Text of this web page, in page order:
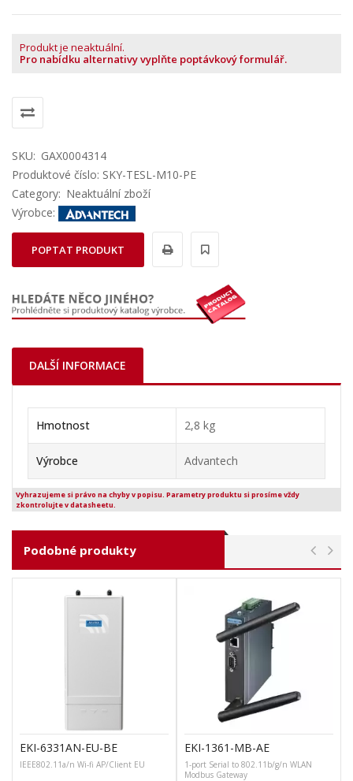
Produkt je neaktuální.
Pro nabídku alternativy vyplňte poptávkový formulář.
SKU: GAX0004314
Produktové číslo: SKY-TESL-M10-PE
Category: Neaktuální zboží
Výrobce:
POPTAT PRODUKT
DALŠÍ INFORMACE
Hmotnost 2,8 kg
Výrobce Advantech
Vyhrazujeme si právo na chyby v popisu. Parametry produktu si prosíme vždy
zkontrolujte v datasheetu.
Podobné produkty
EKI-6331AN-EU-BE
IEEE802.11a/n Wi-fi AP/Client EU
EKI-1361-MB-AE
1-port Serial to 802.11b/g/n WLAN
Modbus Gateway